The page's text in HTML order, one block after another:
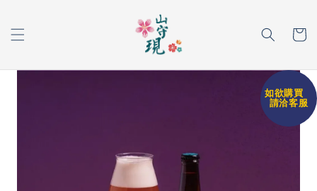
如欲購買
請洽客服